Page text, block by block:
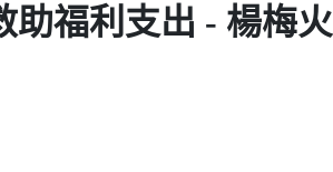
助福利支出 - 楊梅火